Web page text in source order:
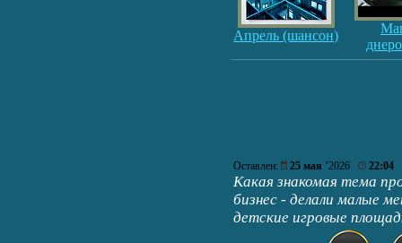
Апрель (шансон)
Оставлен: 25 мая ’2026 22:04
Какая знакомая тема
бизнес - делали малые
детские игровые